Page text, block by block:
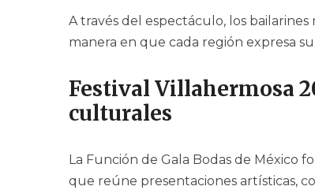
A través del espectáculo, los
manera en que cada región expresa
Festival Villahermosa
culturales
La Función de Gala Bodas de México
que reúne presentaciones artísticas,